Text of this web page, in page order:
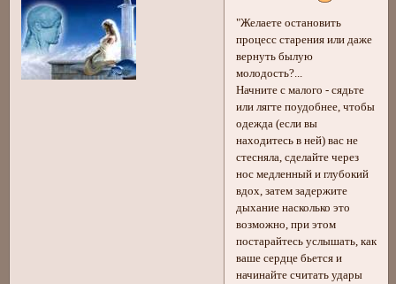
"Желаете остановить
процесс старения или даже
вернуть былую
молодость?...
Начните с малого - сядьте
или лягте поудобнее, чтобы
одежда (если вы
находитесь в ней) вас не
стесняла, сделайте через
нос медленный и глубокий
вдох, затем задержите
дыхание насколько это
возможно, при этом
постарайтесь услышать, как
ваше сердце бьется и
начинайте считать удары